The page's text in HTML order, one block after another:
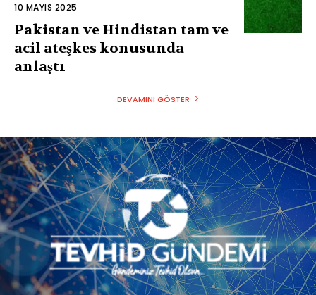
10 MAYIS 2025
Pakistan ve Hindistan tam ve
acil ateşkes konusunda
anlaştı
DEVAMINI GÖSTER